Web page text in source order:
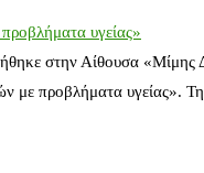
υγείας»
στην Αίθουσα
με προβλήματα υγείας».